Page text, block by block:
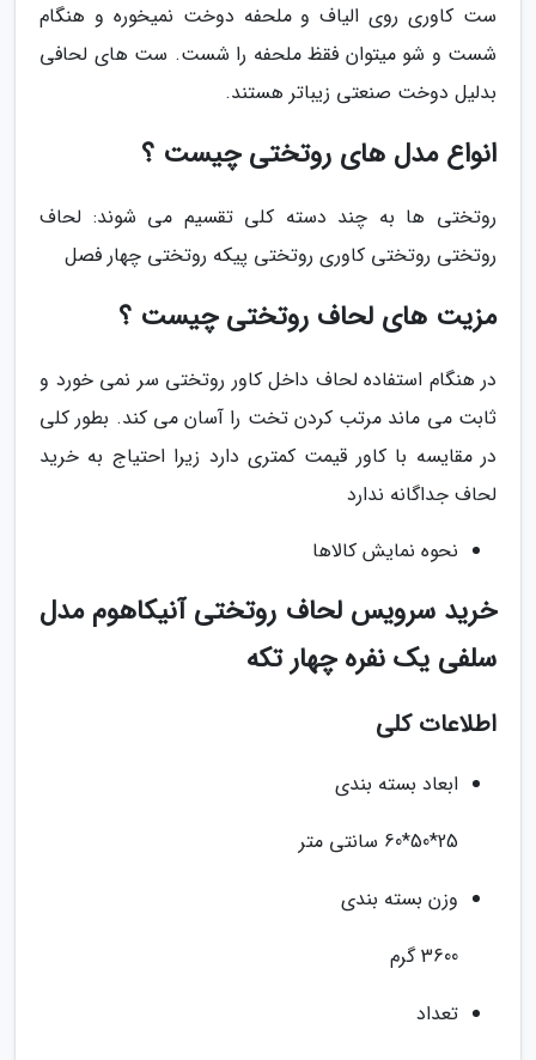
ست کاوری روی الیاف و ملحفه دوخت نمیخوره و هنگام
شست و شو میتوان فقظ ملحفه را شست. ست های لحافی
بدلیل دوخت صنعتی زیباتر هستند.
انواع مدل های روتختی چیست ؟
روتختی ها به چند دسته کلی تقسیم می شوند: لحاف
روتختی روتختی کاوری روتختی پیکه روتختی چهار فصل
مزیت های لحاف روتختی چیست ؟
در هنگام استفاده لحاف داخل کاور روتختی سر نمی خورد و
ثابت می ماند مرتب کردن تخت را آسان می کند. بطور کلی
در مقایسه با کاور قیمت کمتری دارد زیرا احتیاج به خرید
لحاف جداگانه ندارد
نحوه نمایش کالاها
خرید سرویس لحاف روتختی آنیکاهوم مدل
سلفی یک نفره چهار تکه
اطلاعات کلی
ابعاد بسته بندی
25*50*60 سانتی متر
وزن بسته بندی
3600 گرم
تعداد